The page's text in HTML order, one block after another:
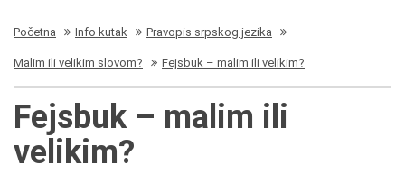
Početna Info kutak Pravopis srpskog jezika
Malim ili velikim slovom? Fejsbuk – malim ili velikim?
Fejsbuk – malim ili
velikim?